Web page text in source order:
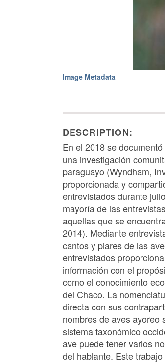
Image Metadata
DESCRIPTION:
En el 2018 se
una investigación
paraguayo (Wyndham,
proporcionada y
entrevistados durante
mayoría de las
aquellas que se
2014). Mediante
cantos y piares de las
entrevistados
información con el
como el conocimiento
del Chaco. La
directa con sus
nombres de aves ayoreo
sistema taxonómico
ave puede tener varios
del hablante. Este